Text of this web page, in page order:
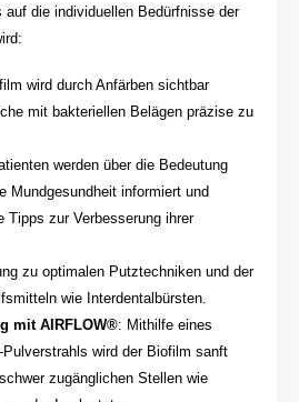
die individuellen Bedürfnisse der
wird durch Anfärben sichtbar
mit bakteriellen Belägen präzise zu
werden über die Bedeutung
Mundgesundheit informiert und
Tipps zur Verbesserung ihrer
zu optimalen Putztechniken und der
wie Interdentalbürsten.
mit AIRFLOW®: Mithilfe eines
wird der Biofilm sanft
zugänglichen Stellen wie